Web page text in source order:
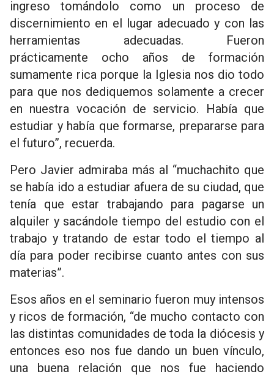
ingreso tomándolo como un proceso de
discernimiento en el lugar adecuado y con las
herramientas adecuadas. Fueron
prácticamente ocho años de formación
sumamente rica porque la Iglesia nos dio todo
para que nos dediquemos solamente a crecer
en nuestra vocación de servicio. Había que
estudiar y había que formarse, prepararse para
el futuro”, recuerda.
Pero Javier admiraba más al “muchachito que
se había ido a estudiar afuera de su ciudad, que
tenía que estar trabajando para pagarse un
alquiler y sacándole tiempo del estudio con el
trabajo y tratando de estar todo el tiempo al
día para poder recibirse cuanto antes con sus
materias”.
Esos años en el seminario fueron muy intensos
y ricos de formación, “de mucho contacto con
las distintas comunidades de toda la diócesis y
entonces eso nos fue dando un buen vínculo,
una buena relación que nos fue haciendo